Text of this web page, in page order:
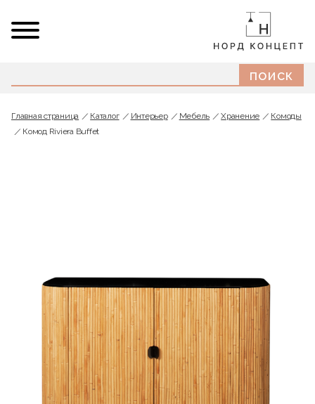
Главная страница Каталог Интерьер Мебель Хранение
Комоды
Комод Riviera Buffet